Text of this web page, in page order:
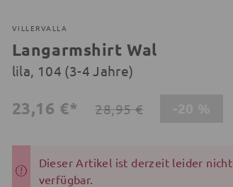
VILLERVALLA
Langarmshirt Wal
lila, 104 (3-4 Jahre)
23,16 €* 28,95 €
Dieser Artikel ist derzeit leider nicht
verfügbar.